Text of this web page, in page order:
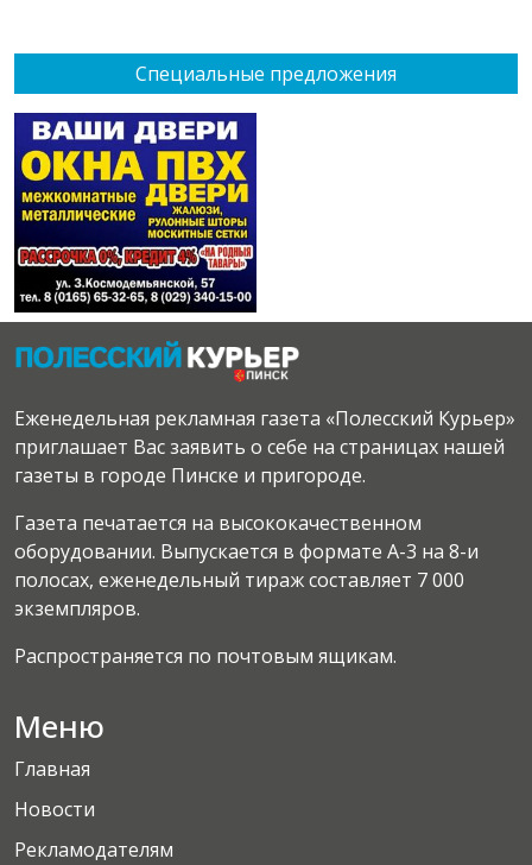
Специальные предложения
Еженедельная рекламная газета «Полесский Курьер»
приглашает Вас заявить о себе на страницах нашей
газеты в городе Пинске и пригороде.
Газета печатается на высококачественном
оборудовании. Выпускается в формате А-3 на 8-и
полосах, еженедельный тираж составляет 7 000
экземпляров.
Распространяется по почтовым ящикам.
Меню
Главная
Новости
Рекламодателям